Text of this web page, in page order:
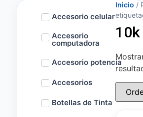
Accesorio celular
Accesorio
computadora
Accesorio potencia
Accesorios
Botellas de Tinta
Inicio /
10k